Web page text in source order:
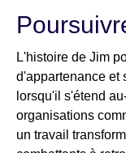
L'histoire de Jim
d'appartenance et
lorsqu'il s'étend
organisations
un travail